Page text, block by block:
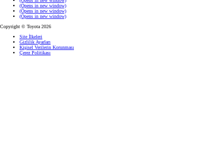
(Opens in new window)
(Opens in new window)
(Opens in new window)
Copyright © Toyota 2026
Site İlkeleri
Gizlilik Ayarları
Kişisel Verilerin Korunması
Çerez Politikası